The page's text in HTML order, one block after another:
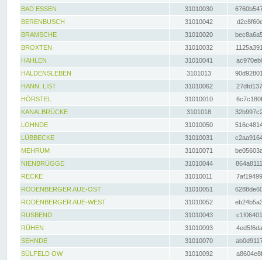
BAD ESSEN
31010030
BERENBUSCH
31010042
BRAMSCHE
31010020
BROXTEN
31010032
HAHLEN
31010041
HALDENSLEBEN
3101013
HANN. LIST
31010062
HÖRSTEL
31010010
KANALBRÜCKE
3101018
LOHNDE
31010050
LÜBBECKE
31010031
MEHRUM
31010071
NIENBRÜGGE
31010044
RECKE
31010011
RODENBERGER AUE-OST
31010051
RODENBERGER AUE-WEST
31010052
RUSBEND
31010043
RÜHEN
31010093
SEHNDE
31010070
SÜLFELD OW
31010092